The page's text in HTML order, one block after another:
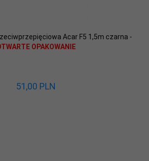
Acar F5 1,5m czarna -
OPAKOWANIE
51,00 PLN